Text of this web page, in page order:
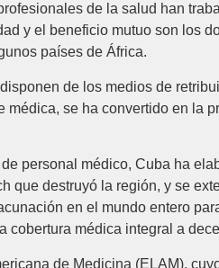
de la salud han
y el beneficio mutuo son los
países de África.
de los medios de
se ha convertido en la
personal médico, Cuba ha
que destruyó la región, y se
en el mundo entero
cobertura médica integral a
de Medicina (ELAM),